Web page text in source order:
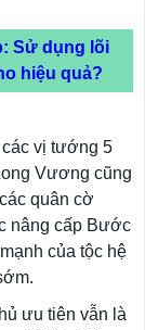
Sử dụng lõi
hiệu quả?
vị tướng 5
Vương cũng
quân cờ
nâng cấp Bước
của tộc hệ
ưu tiên vẫn là